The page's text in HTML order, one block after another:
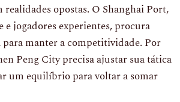
realidades opostas. O Shanghai Port,
e jogadores experientes, procura
para manter a competitividade. Por
Peng City precisa ajustar sua tática
um equilíbrio para voltar a somar